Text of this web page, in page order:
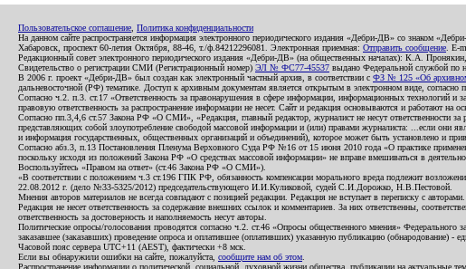
Пользовательское соглашение Политика конфиденциальности
На данном сайте распространяется информация электронного периодического издания «Дебри-ДВ» со знаком
Хабаровск, проспект 60-летия Октября, 88-46, т./ф.84212296081. Электронная приемная: Отправить сообщение . E-
Редакционный совет электронного периодического издания «Дебри-ДВ» (на общественных началах):
Свидетельство о регистрации СМИ (Регистрационный номер) ЭЛ № ФС77-45537 выдано Федеральной службой по
В 2006 г. проект «Дебри-ДВ» был создан как электронный частный архив, в соответствии с ФЗ № 125 «Об архивном
дальневосточной (РФ) тематике. Доступ к архивным документам является открытым в электронном виде,
Согласно ч.2. п.3. ст.17 «Ответственность за правонарушения в сфере информации, информационных технологий и
правовую ответственность за распространение информации не несет. Сайт и редакция основываются и работают на
Согласно пп.3,4,6 ст.57 Закона РФ «О СМИ», «Редакция, главный редактор, журналист не несут ответственности
представляющих собой злоупотребление свободой массовой информации и (или) правами журналиста: ...если они
и информация государственных, общественных организаций и объединений), которое может быть установлено и
Согласно абз.3, п.13 Постановления Пленума Верховного Суда РФ №16 от 15 июня 2010 года «О практике
поскольку исходя из положений Закона РФ «О средствах массовой информации» не вправе вмешиваться в
Воспользуйтесь «Правом на ответ» (ст.46 Закона РФ «О СМИ»).
«В соответствии с положением ч.3 ст.196 ГПК РФ, обязанность компенсации морального вреда подлежит
22.08.2012 г. (дело №33-5325/2012) председательствующего И.И.Куликовой, судей С.И.Дорожко, Н.В.Пестовой.
Мнения авторов материалов не всегда совпадают с позицией редакции. Редакция не вступает в переписку с авторами.
Редакция не несет ответственность за содержание внешних ссылок и комментариев. За них ответственны,
ответственность за достоверность и наполняемость несут авторы.
Политические опросы/голосования проводятся согласно ч.2. ст.46 «Опросы общественного мнения»
заказавшее (заказавших) проведение опроса и оплатившее (оплативших) указанную публикацию (обнародование) -
Часовой пояс сервера UTC+11 (AEST), фактически +8 мск.
Если вы обнаружили ошибки на сайте, пожалуйста, сообщите нам об этом
Распространение информации о политической, социальной, духовной жизни общества, публикации на